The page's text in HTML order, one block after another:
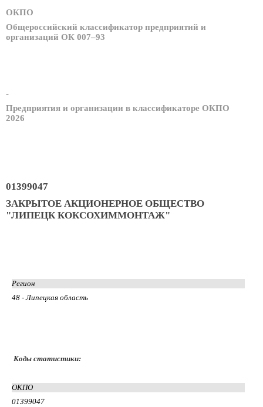
ОКПО
Общероссийский классификатор предприятий и
организаций ОК 007–93
-
Предприятия и организации в классификаторе ОКПО
2026
01399047
ЗАКРЫТОЕ АКЦИОНЕРНОЕ ОБЩЕСТВО
"ЛИПЕЦК КОКСОХИММОНТАЖ"
Регион
48 - Липецкая область
Коды статистики:
ОКПО
01399047